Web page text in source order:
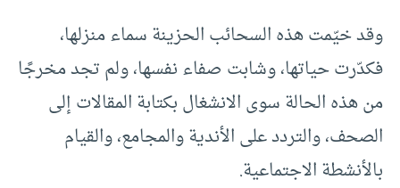
وقد خيّمت هذه السحائب الحزينة سماء منزلها،
فكدّرت حياتها، وشابت صفاء نفسها، ولم تجد مخرجًا
من هذه الحالة سوى الانشغال بكتابة المقالات إلى
الصحف، والتردد على الأندية والمجامع، والقيام
بالأنشطة الاجتماعية.